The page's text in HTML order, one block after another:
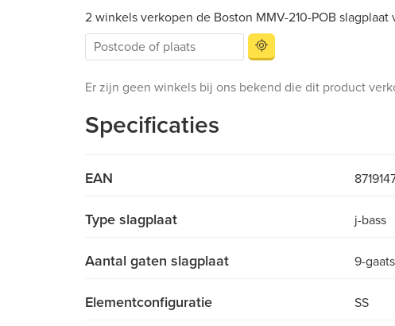
2 winkels verkopen de Boston MMV-210-POB
Er zijn geen winkels bij ons bekend die dit product
Specificaties
EAN
Type slagplaat j-bass
Aantal gaten slagplaat 9-gaats
Elementconfiguratie SS